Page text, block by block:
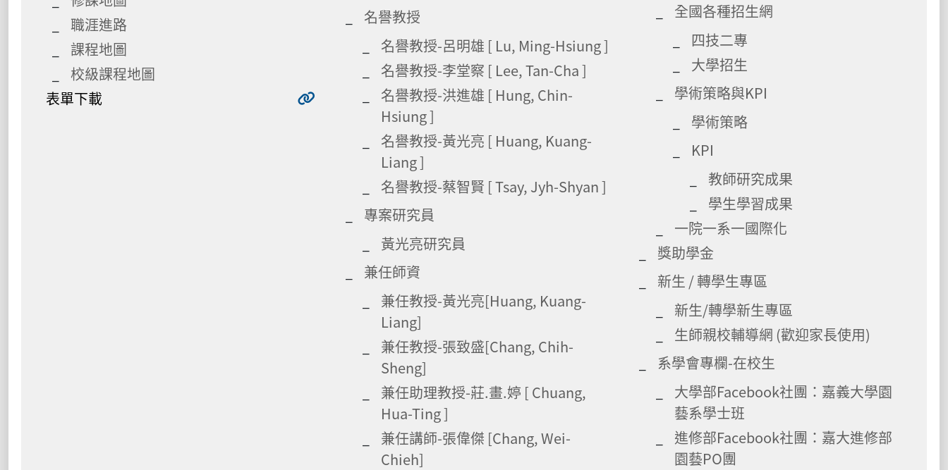
職涯進路
課程地圖
校級課程地圖
表單下載
名譽教授
名譽教授-呂明雄 [ Lu, Ming-Hsiung ]
名譽教授-李堂察 [ Lee, Tan-Cha ]
名譽教授-洪進雄 [ Hung, Chin-
Hsiung ]
名譽教授-黃光亮 [ Huang, Kuang-
Liang ]
名譽教授-蔡智賢 [ Tsay, Jyh-Shyan ]
專案研究員
黃光亮研究員
兼任師資
兼任教授-黃光亮[Huang, Kuang-
Liang]
兼任教授-張致盛[Chang, Chih-
Sheng]
兼任助理教授-莊.畫.婷 [ Chuang,
Hua-Ting ]
兼任講師-張偉傑 [Chang, Wei-
Chieh]
全國各種招生網
四技二專
大學招生
學術策略與KPI
學術策略
KPI
教師研究成果
學生學習成果
一院一系一國際化
獎助學金
新生 / 轉學生專區
新生/轉學新生專區
生師親校輔導網 (歡迎家長使用)
系學會專欄-在校生
大學部Facebook社團：嘉義大學園
藝系學士班
進修部Facebook社團：嘉大進修部
園藝PO團